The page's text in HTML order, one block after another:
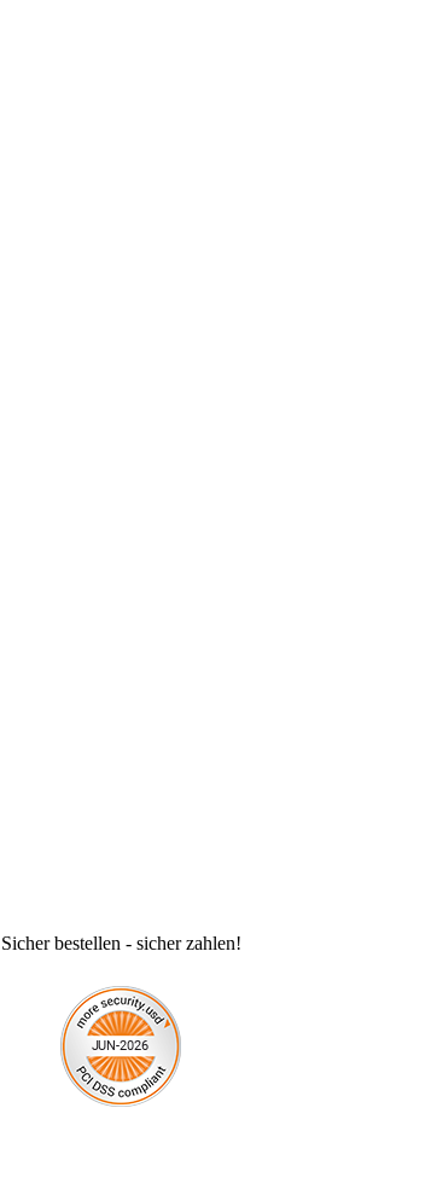
Sicher bestellen - sicher zahlen!